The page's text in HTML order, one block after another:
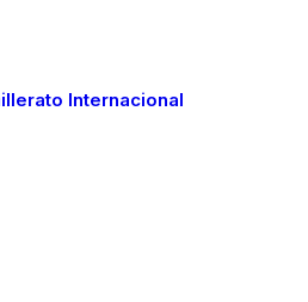
Internacional